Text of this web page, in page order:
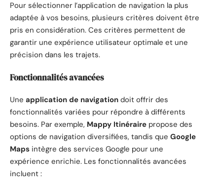
Pour sélectionner l’application de navigation la plus
adaptée à vos besoins, plusieurs critères doivent être
pris en considération. Ces critères permettent de
garantir une expérience utilisateur optimale et une
précision dans les trajets.
Fonctionnalités avancées
Une application de navigation doit offrir des
fonctionnalités variées pour répondre à différents
besoins. Par exemple, Mappy Itinéraire propose des
options de navigation diversifiées, tandis que Google
Maps intègre des services Google pour une
expérience enrichie. Les fonctionnalités avancées
incluent :